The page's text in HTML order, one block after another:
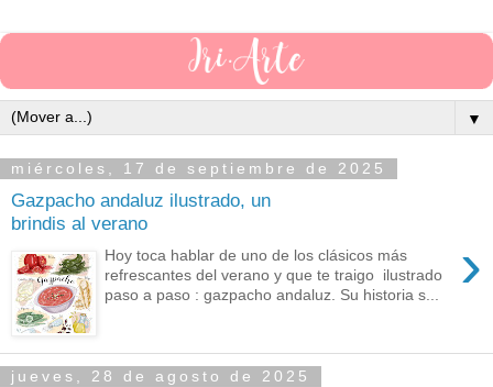
▼
miércoles, 17 de septiembre de 2025
Gazpacho andaluz ilustrado, un
brindis al verano
›
Hoy toca hablar de uno de los clásicos más
refrescantes del verano y que te traigo ilustrado
paso a paso : gazpacho andaluz. Su historia s...
jueves, 28 de agosto de 2025